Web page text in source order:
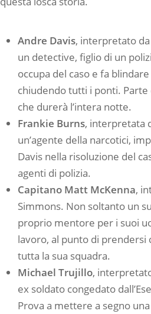
Andre Davis, interpretato
un detective, figlio di un
occupa del caso e fa
chiudendo tutti i ponti. Parte
che durerà l’intera notte.
Frankie Burns, interpretata
un’agente della narcotici,
Davis nella risoluzione del
agenti di polizia.
Capitano Matt McKenna,
Simmons. Non soltanto un
proprio mentore per i suoi
lavoro, al punto di prendersi
tutta la sua squadra.
Michael Trujillo,
ex soldato congedato
Prova a mettere a segno